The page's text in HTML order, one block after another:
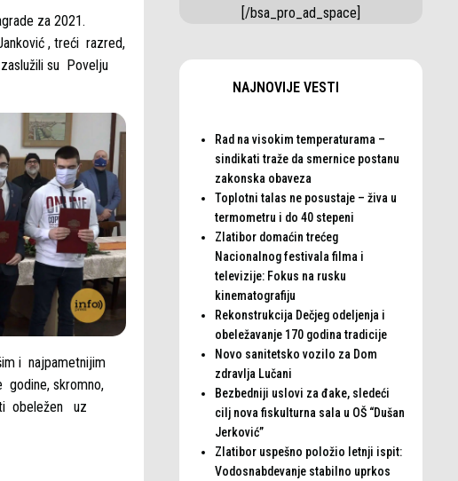
za 2021.
, treći razred,
su Povelju
i najpametnijim
skromno,
obeležen uz
[/bsa_pro_ad_space]
NAJNOVIJE VESTI
Rad na visokim temperaturama –
sindikati traže da smernice postanu
zakonska obaveza
Toplotni talas ne posustaje – živa u
termometru i do 40 stepeni
Zlatibor domaćin trećeg
Nacionalnog festivala filma i
televizije: Fokus na rusku
kinematografiju
Rekonstrukcija Dečjeg odeljenja i
obeležavanje 170 godina tradicije
Novo sanitetsko vozilo za Dom
zdravlja Lučani
Bezbedniji uslovi za đake, sledeći
cilj nova fiskulturna sala u OŠ “Dušan
Jerković”
Zlatibor uspešno položio letnji ispit:
Vodosnabdevanje stabilno uprkos